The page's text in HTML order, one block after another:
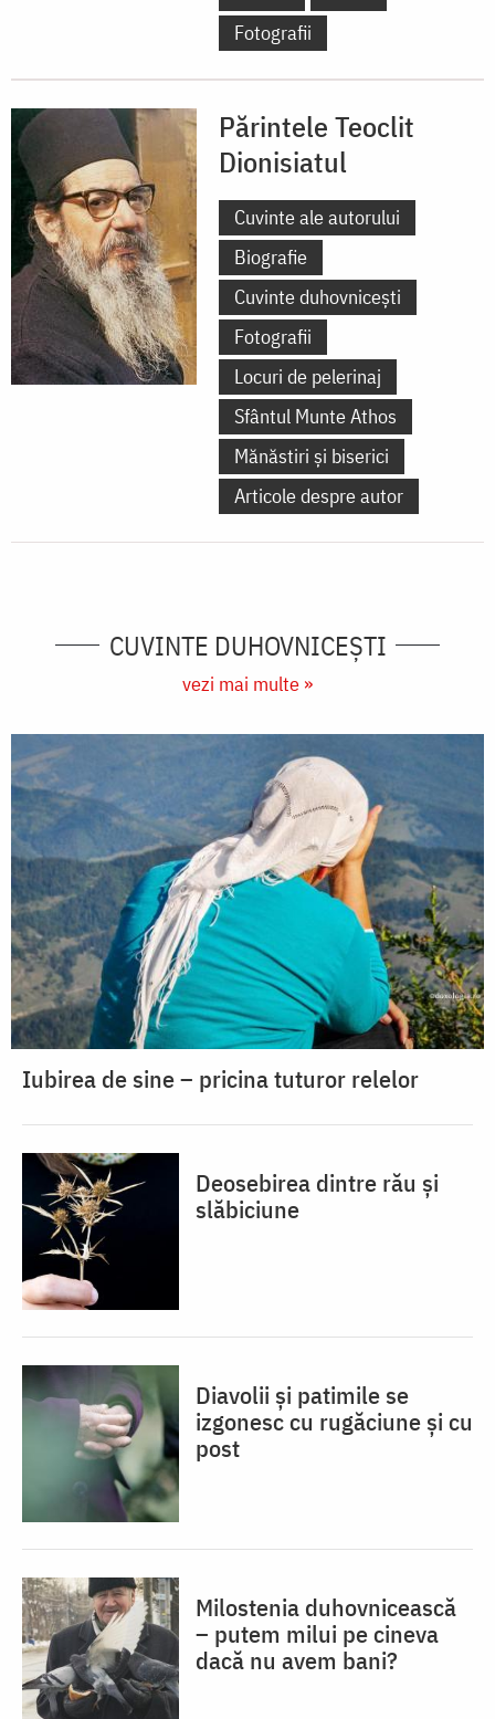
Fotografii
Părintele Teoclit
Dionisiatul
Cuvinte ale autorului
Biografie
Cuvinte duhovnicești
Fotografii
Locuri de pelerinaj
Sfântul Munte Athos
Mănăstiri și biserici
Articole despre autor
CUVINTE DUHOVNICEȘTI
vezi mai multe »
Iubirea de sine – pricina tuturor relelor
Deosebirea dintre rău și
slăbiciune
Diavolii și patimile se
izgonesc cu rugăciune și cu
post
Milostenia duhovnicească
– putem milui pe cineva
dacă nu avem bani?